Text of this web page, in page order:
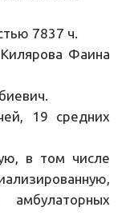
7837 ч.
Фаина
19 средних
в том числе